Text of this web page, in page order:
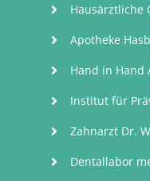
Hausärztliche
Apotheke
Hand in Hand
Institut für
Zahnarzt Dr.
Dentallabor